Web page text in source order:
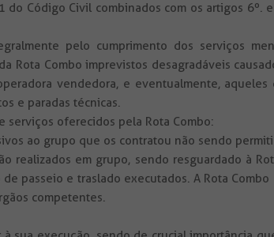
do Código Civil combinados com os artigos
pelo cumprimento dos serviços
Rota Combo imprevistos desagradáveis
vendedora, e eventualmente,
e paradas técnicas.
serviços oferecidos pela Rota Combo:
ao grupo que os contratou não sendo
realizados em grupo, sendo resguardado à
passeio e traslado executados. A Rota
competentes.